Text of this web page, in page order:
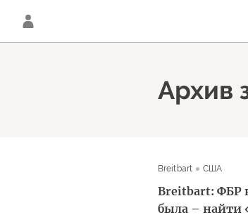
Архив
Breitbart США
Breitbart: ФБР
была – найти